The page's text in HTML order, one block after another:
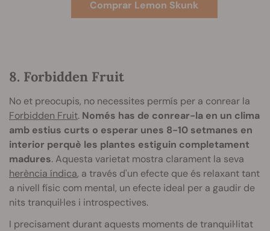
Comprar Lemon Skunk
8. Forbidden Fruit
No et preocupis, no necessites permís per a conrear la
Forbidden Fruit. Només has de conrear-la en un clima
amb estius curts o esperar unes 8-10 setmanes en
interior perquè les plantes estiguin completament
madures. Aquesta varietat mostra clarament la seva
herència índica, a través d'un efecte que és relaxant tant
a nivell físic com mental, un efecte ideal per a gaudir de
nits tranquil·les i introspectives.
I precisament durant aquests moments de tranquil·litat